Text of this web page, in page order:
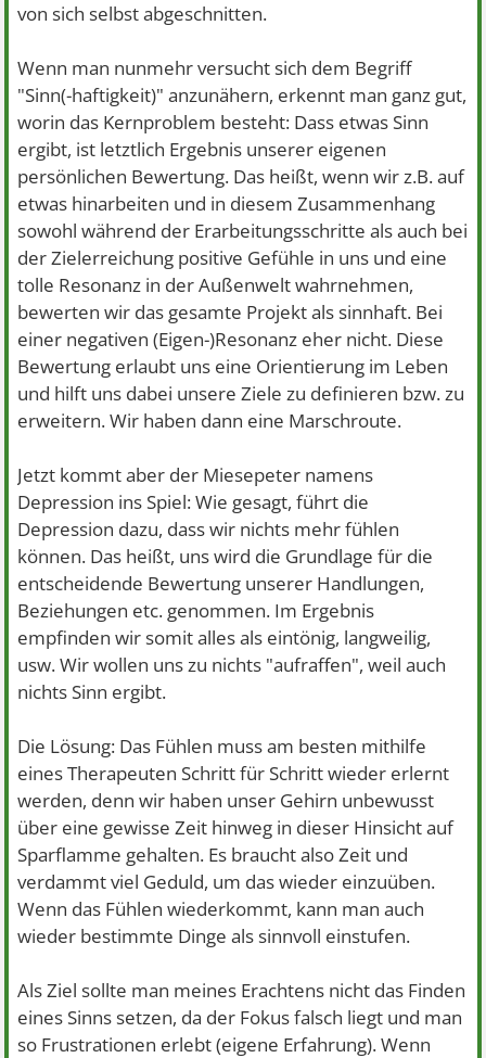
von sich selbst abgeschnitten.
Wenn man nunmehr versucht sich dem Begriff
"Sinn(-haftigkeit)" anzunähern, erkennt man ganz gut,
worin das Kernproblem besteht: Dass etwas Sinn
ergibt, ist letztlich Ergebnis unserer eigenen
persönlichen Bewertung. Das heißt, wenn wir z.B. auf
etwas hinarbeiten und in diesem Zusammenhang
sowohl während der Erarbeitungsschritte als auch bei
der Zielerreichung positive Gefühle in uns und eine
tolle Resonanz in der Außenwelt wahrnehmen,
bewerten wir das gesamte Projekt als sinnhaft. Bei
einer negativen (Eigen-)Resonanz eher nicht. Diese
Bewertung erlaubt uns eine Orientierung im Leben
und hilft uns dabei unsere Ziele zu definieren bzw. zu
erweitern. Wir haben dann eine Marschroute.
Jetzt kommt aber der Miesepeter namens
Depression ins Spiel: Wie gesagt, führt die
Depression dazu, dass wir nichts mehr fühlen
können. Das heißt, uns wird die Grundlage für die
entscheidende Bewertung unserer Handlungen,
Beziehungen etc. genommen. Im Ergebnis
empfinden wir somit alles als eintönig, langweilig,
usw. Wir wollen uns zu nichts "aufraffen", weil auch
nichts Sinn ergibt.
Die Lösung: Das Fühlen muss am besten mithilfe
eines Therapeuten Schritt für Schritt wieder erlernt
werden, denn wir haben unser Gehirn unbewusst
über eine gewisse Zeit hinweg in dieser Hinsicht auf
Sparflamme gehalten. Es braucht also Zeit und
verdammt viel Geduld, um das wieder einzuüben.
Wenn das Fühlen wiederkommt, kann man auch
wieder bestimmte Dinge als sinnvoll einstufen.
Als Ziel sollte man meines Erachtens nicht das Finden
eines Sinns setzen, da der Fokus falsch liegt und man
so Frustrationen erlebt (eigene Erfahrung). Wenn